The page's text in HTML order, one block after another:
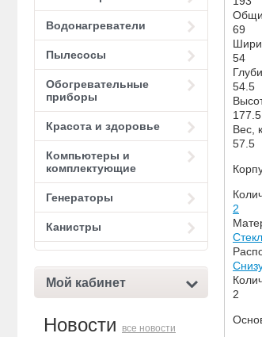
Водонагреватели
Пылесосы
Обогревательные
приборы
Красота и здоровье
Компьютеры и
комплектующие
Генераторы
Канистры
Мой кабинет
Новости все новости
69
54
54.5
177.5
Вес,
57.5
2
2